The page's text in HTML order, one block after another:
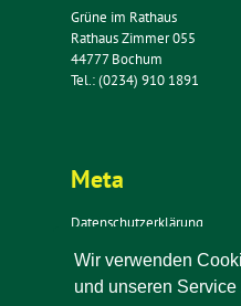
Grüne im Rathaus
Rathaus Zimmer 055
44777 Bochum
Tel.: (0234) 910 1891
Meta
Datenschutzerklärung
Impressum
Kontakt
Wir verwenden
und unseren